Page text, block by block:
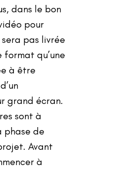
dans le bon
pour
pas livrée
format qu’une
à être
’un
grand écran.
sont à
phase de
Avant
à